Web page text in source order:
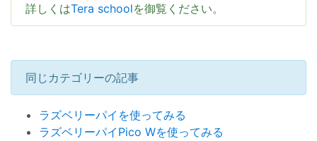
詳しくはTera schoolを御覧ください。
同じカテゴリーの記事
ラズベリーパイを使ってみる
ラズベリーパイPico Wを使ってみる